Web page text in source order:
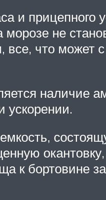
и прицепного
морозе не
все, что
наличие
ускорении.
к бортовине